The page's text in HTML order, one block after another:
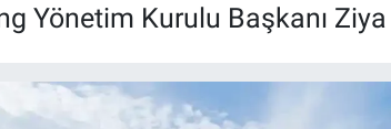
Yönetim Kurulu Başkanı